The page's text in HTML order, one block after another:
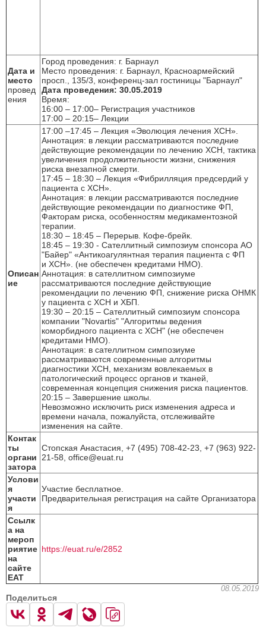
Дата и
место
провед
ения
Город проведения: г. Барнаул
Место проведения: г. Барнаул, Красноармейский
просп., 135/3, конференц-зал гостиницы "Барнаул"
Дата проведения: 30.05.2019
Время:
16:00 – 17:00– Регистрация участников
17:00 – 20:15– Лекции
Описан
ие
17:00 –17:45 – Лекция «Эволюция лечения ХСН».
Аннотация: в лекции рассматриваются последние
действующие рекомендации по лечению ХСН, тактика
увеличения продолжительности жизни, снижения
риска внезапной смерти.
17:45 – 18:30 – Лекция «Фибрилляция предсердий у
пациента с ХСН».
Аннотация: в лекции рассматриваются последние
действующие рекомендации по диагностике ФП,
Факторам риска, особенностям медикаментозной
терапии.
18:30 – 18:45 – Перерыв. Кофе-брейк.
18:45 – 19:30 - Сателлитный симпозиум спонсора АО
"Байер" «Антикоагулянтная терапия пациента с ФП
и ХСН». (не обеспечен кредитами НМО).
Аннотация: в сателлитном симпозиуме
рассматриваются последние действующие
рекомендации по лечению ФП, снижение риска ОНМК
у пациента с ХСН и ХБП.
19:30 – 20:15 – Сателлитный симпозиум спонсора
компании "Novartis" "Алгоритмы ведения
коморбидного пациента с ХСН" (не обеспечен
кредитами НМО).
Аннотация: в сателлитном симпозиуме
рассматриваются современные алгоритмы
диагностики ХСН, механизм вовлекаемых в
патологический процесс органов и тканей,
современная концепция снижения риска пациентов.
20:15 – Завершение школы.
Невозможно исключить риск изменения адреса и
времени начала, пожалуйста, отслеживайте
изменения на сайте.
Контак
ты
органи
затора
Стопская Анастасия, +7 (495) 708-42-23, +7 (963) 922-
21-58, office@euat.ru
Услови
я
участи
я
Участие бесплатное.
Предварительная регистрация на сайте Организатора
Ссылк
а на
мероп
риятие
на
сайте
ЕАТ
https://euat.ru/e/2852
08.05.2019
Поделиться